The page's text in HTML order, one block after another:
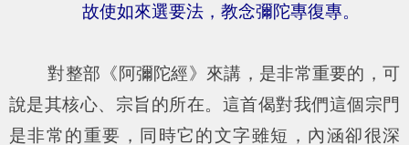
故使如來選要法，教念彌陀專復專。
對整部《阿彌陀經》來講，是非常重要的，可
說是其核心、宗旨的所在。這首偈對我們這個宗門
是非常的重要，同時它的文字雖短，內涵卻很深